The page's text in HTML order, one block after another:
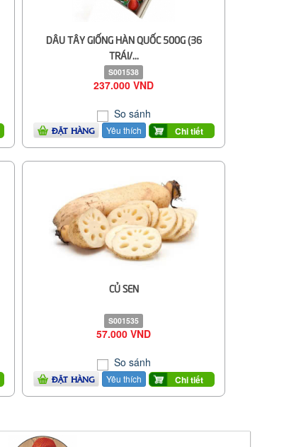
DÂU TÂY GIỐNG HÀN QUỐC 500G (36
TRÁI/...
S001538
237.000 VND
So sánh
ĐẶT HÀNG Yêu thích Chi tiết
CỦ SEN
S001535
57.000 VND
So sánh
ĐẶT HÀNG Yêu thích Chi tiết